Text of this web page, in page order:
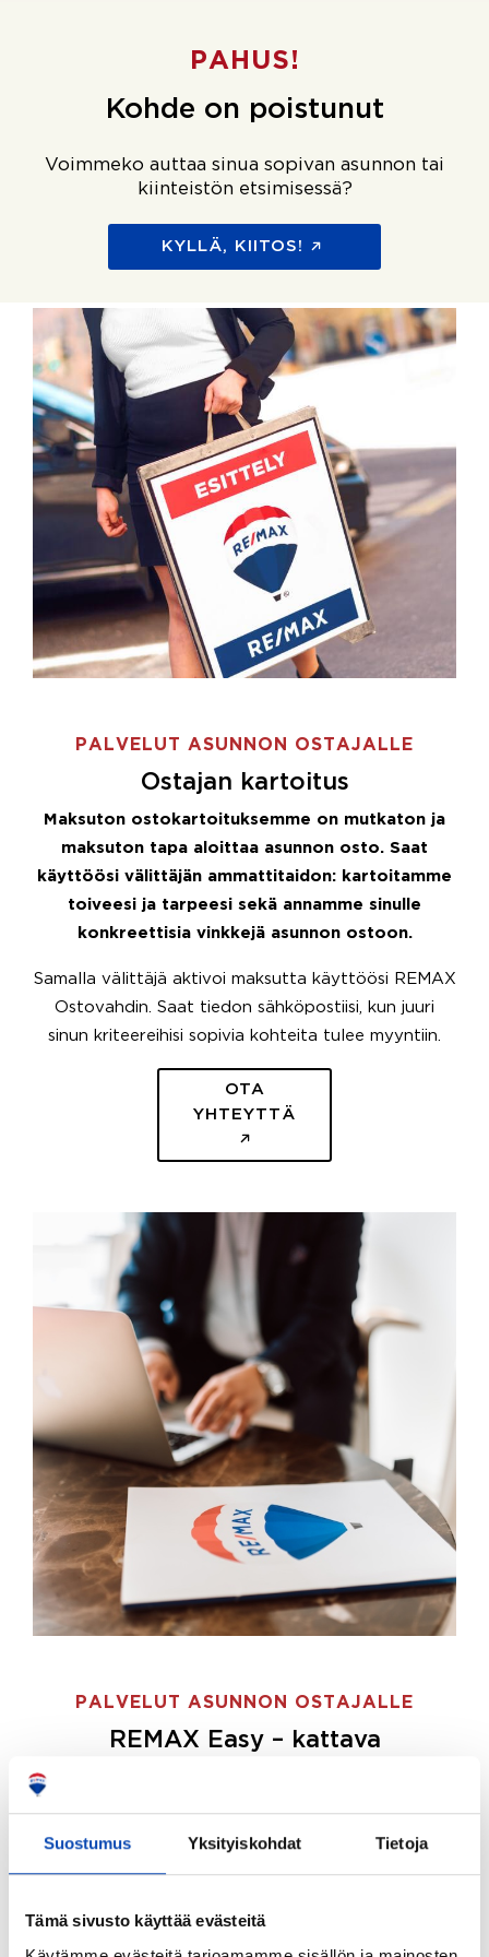
Suostumus Yksityiskohdat Tietoja
Tämä sivusto käyttää evästeitä
PAHUS!
Kohde on poistunut
Voimmeko auttaa sinua sopivan asunnon tai
kiinteistön etsimisessä?
KYLLÄ, KIITOS!
PALVELUT ASUNNON OSTAJALLE
Ostajan kartoitus
Maksuton ostokartoituksemme on mutkaton ja
maksuton tapa aloittaa asunnon osto. Saat
käyttöösi välittäjän ammattitaidon: kartoitamme
toiveesi ja tarpeesi sekä annamme sinulle
konkreettisia vinkkejä asunnon ostoon.
Samalla välittäjä aktivoi maksutta käyttöösi REMAX
Ostovahdin. Saat tiedon sähköpostiisi, kun juuri
sinun kriteereihisi sopivia kohteita tulee myyntiin.
OTA
YHTEYTTÄ
PALVELUT ASUNNON OSTAJALLE
REMAX Easy – kattava
ostajille.
Tee ostotoimeksianto ja etsimme juuri